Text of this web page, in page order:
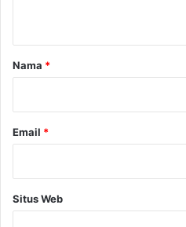
r
Nama *
Email *
Situs Web